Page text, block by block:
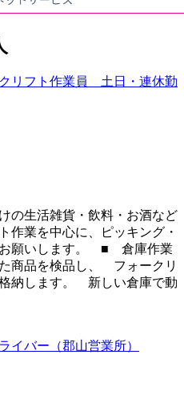
リフト作業員 土日・連休勤
の生活雑貨・飲料・お酒など
作業を中心に、ピッキング・
お願いします。 ■ 倉庫作業
商品を検品し、 フォークリ
納します。 新しい倉庫で動
バー（郡山営業所）